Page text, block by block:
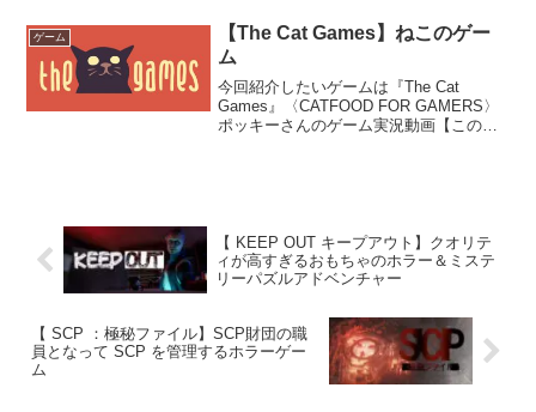
動画「【4人実況】絶対に笑ってしまう
イ...
ゲーム
【The Cat Games】ねこのゲー
ム
今回紹介したいゲームは『The Cat
Games』〈CATFOOD FOR GAMERS〉
ポッキーさんのゲーム実況動画【この動
【 KEEP OUT キープアウト】クオリテ
ィが高すぎるおもちゃのホラー＆ミステ
リーパズルアドベンチャー
【 SCP ：極秘ファイル】SCP財団の職
員となって SCP を管理するホラーゲー
ム